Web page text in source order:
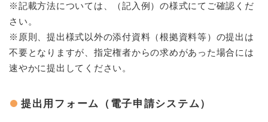
※記載方法については、（記入例）の様式にてご確認くだ
さい。
※原則、提出様式以外の添付資料（根拠資料等）の提出は
不要となりますが、指定権者からの求めがあった場合には
速やかに提出してください。
提出用フォーム（電子申請システム）